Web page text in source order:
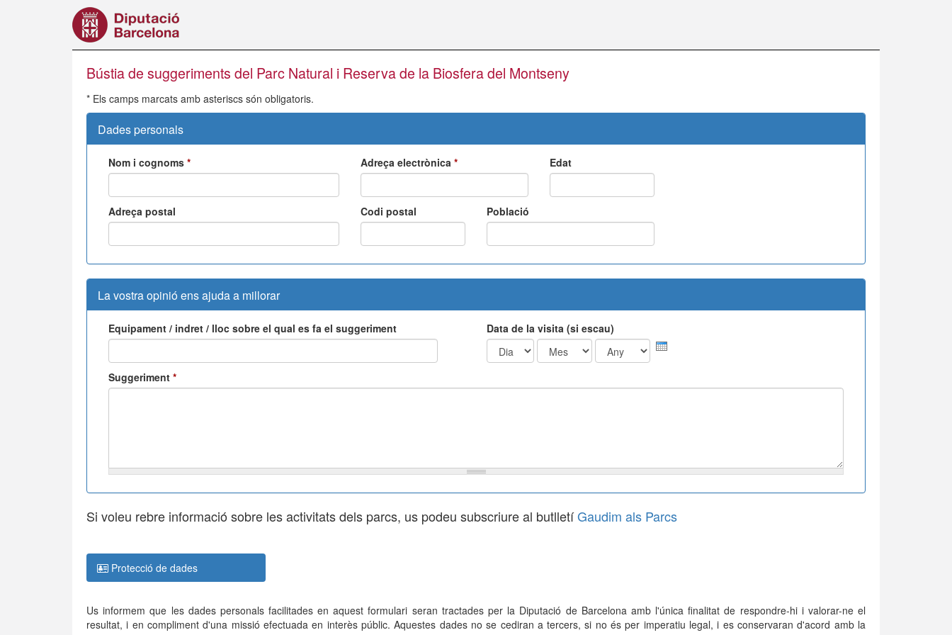
Bústia de suggeriments del Parc Natural i Reserva de la Biosfera del Montseny
* Els camps marcats amb asteriscs són obligatoris.
Dades personals
Nom i cognoms * Adreça electrònica * Edat
Adreça postal Codi postal Població
La vostra opinió ens ajuda a millorar
Equipament / indret / lloc sobre el qual es fa el suggeriment
Data de la visita (si escau)
Dia
Mes Any
Suggeriment *
Si voleu rebre informació sobre les activitats dels parcs, us podeu subscriure al butlletíGaudim als Parcs
Protecció de dades
Us informem que les dades personals facilitades en aquest formulari seran tractades per la Diputació de Barcelona amb l'única finalitat de respondre-hi i valorar-ne el
resultat, i en compliment d'una missió efectuada en interès públic. Aquestes dades no se cediran a tercers, si no és per imperatiu legal, i es conservaran d'acord amb la